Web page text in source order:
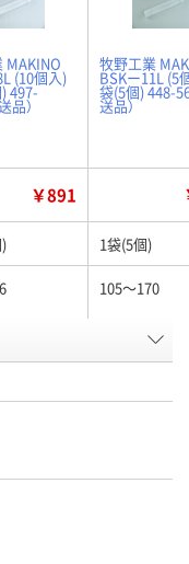
MAKINO
(10個入)
497-
品）
牧野工業
BSKー11L (5
袋(5個) 448-
送品）
￥891
1袋(5個)
105～170
K960603